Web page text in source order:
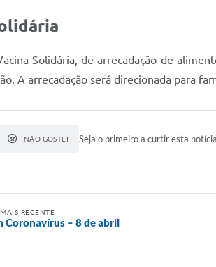
Solidária, de arrecadação de
A arrecadação será direcionada para
NÃO GOSTEI Seja o primeiro a curtir esta
RECENTE
Coronavírus – 8 de abril